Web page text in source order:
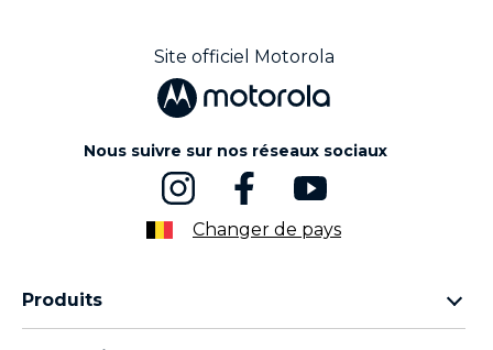
Site officiel Motorola
Nous suivre sur nos réseaux sociaux
Changer de pays
Produits